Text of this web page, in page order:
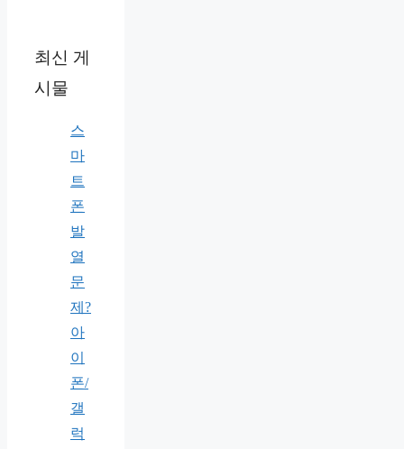
최신 게
시물
스
마
트
폰
발
열
문
제?
아
이
폰/
갤
럭